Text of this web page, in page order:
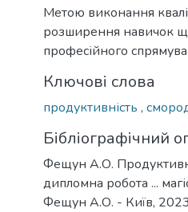
Метою виконання
розширення навичок
професійного
Ключові слова
продуктивність ,
Бібліографічний
Фещун А.О.
дипломна робота ...
Фещун А.О. - Київ,